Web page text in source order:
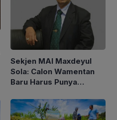
Sekjen MAI Maxdeyul
Sola: Calon Wamentan
Baru Harus Punya
Holistik